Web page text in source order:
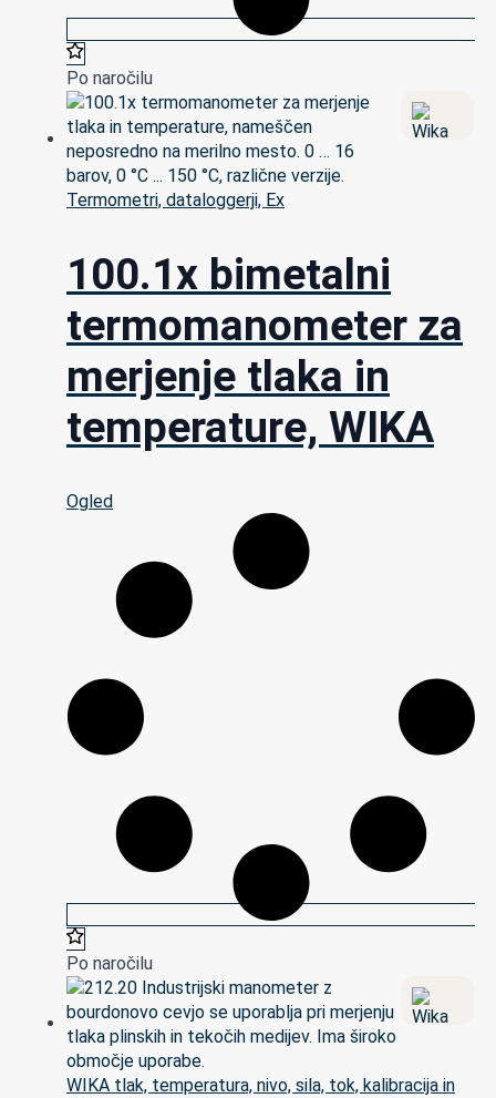
Po naročilu
Termometri, dataloggerji, Ex
100.1x bimetalni
termomanometer za
merjenje tlaka in
temperature, WIKA
Ogled
Po naročilu
WIKA tlak, temperatura, nivo, sila, tok, kalibracija in